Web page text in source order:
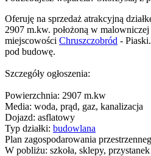
Oferuję na sprzedaż atrakcyjną
2907 m.kw. położoną w
miejscowości Chruszczobród -
pod budowę.
Szczegóły ogłoszenia:
Powierzchnia: 2907 m.kw
Media: woda, prąd, gaz, kanalizacja
Dojazd: asflatowy
Typ działki: budowlana
Plan zagospodarowania
W pobliżu: szkoła, sklepy,